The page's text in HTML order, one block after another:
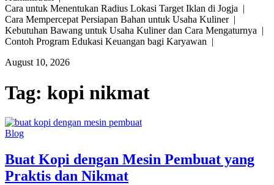
Cara untuk Menentukan Radius Lokasi Target Iklan di Jogja |
Cara Mempercepat Persiapan Bahan untuk Usaha Kuliner |
Kebutuhan Bawang untuk Usaha Kuliner dan Cara Mengaturnya |
Contoh Program Edukasi Keuangan bagi Karyawan |
August 10, 2026
Tag: kopi nikmat
Blog
Buat Kopi dengan Mesin Pembuat yang
Praktis dan Nikmat